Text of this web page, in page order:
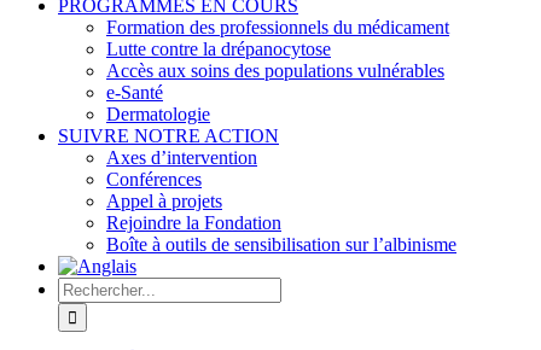
PROGRAMMES EN COURS
Formation des professionnels du médicament
Lutte contre la drépanocytose
Accès aux soins des populations vulnérables
e-Santé
Dermatologie
SUIVRE NOTRE ACTION
Axes d’intervention
Conférences
Appel à projets
Rejoindre la Fondation
Boîte à outils de sensibilisation sur l’albinisme
Rechercher: